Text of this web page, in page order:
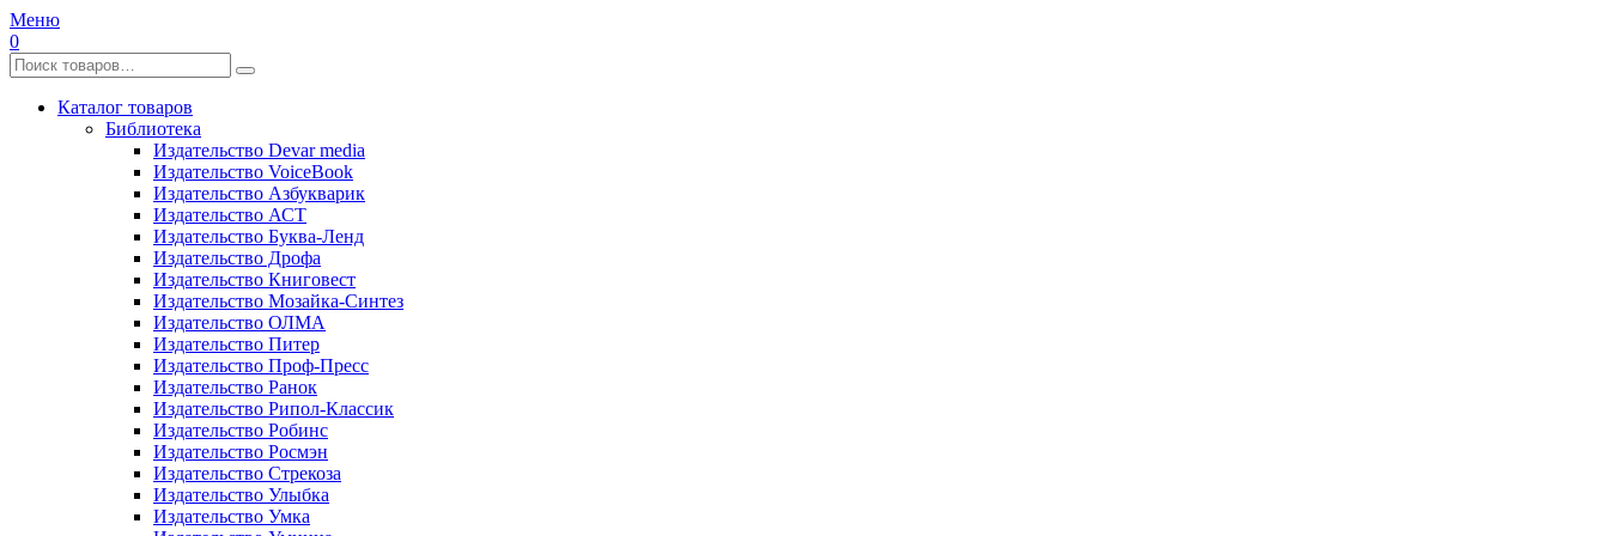
Меню
0
Каталог товаров
Библиотека
Издательство Devar media
Издательство VoiceBook
Издательство Азбукварик
Издательство АСТ
Издательство Буква-Ленд
Издательство Дрофа
Издательство Книговест
Издательство Мозайка-Синтез
Издательство ОЛМА
Издательство Питер
Издательство Проф-Пресс
Издательство Ранок
Издательство Рипол-Классик
Издательство Робинс
Издательство Росмэн
Издательство Стрекоза
Издательство Улыбка
Издательство Умка